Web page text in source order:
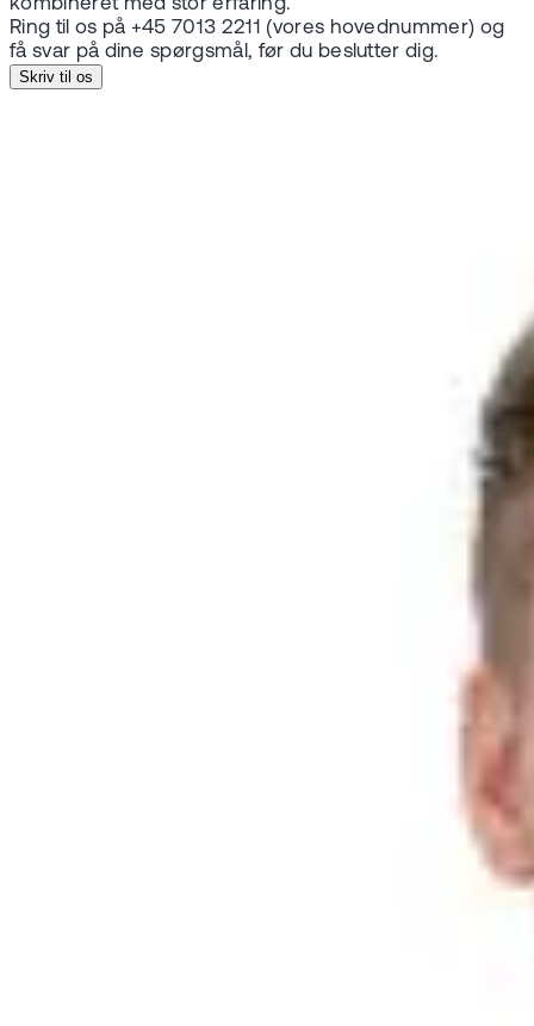
kombineret med stor erfaring.
Ring til os på +45 7013 2211 (vores hovednummer) og
få svar på dine spørgsmål, før du beslutter dig.
Skriv til os